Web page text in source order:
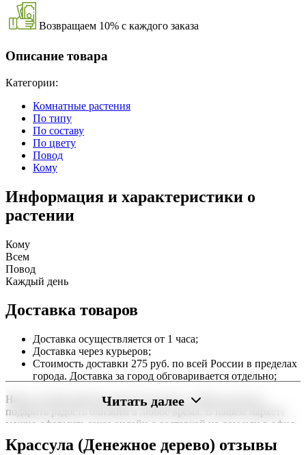
Возвращаем 10% с каждого заказа
Описание товара
Категории:
Комнатные растения
По типу
По составу
По цвету
Повод
Кому
Информация и характеристики о
растении
Кому
Всем
Повод
Каждый день
Доставка товаров
Доставка осуществляется от 1 часа;
Доставка через курьеров;
Стоимость доставки 275 руб. по всей России в пределах
города. Доставка за город обговаривается отдельно;
Наша служба работает круглосуточно, чтобы вы могли
подарить радость близким в любое время. В нашем маркете
можно оформить заказ онлайн с доставкой на дом или в офис
по всей территории РФ.
Читать далее
Крассула (Денежное дерево) отзывы